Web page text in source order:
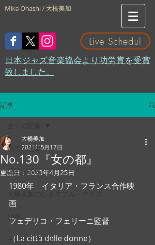
Mika Ohashi / 大橋美加
Live Schedul
​日本ジャズ音楽協会より功労賞を受賞
致しました。
記事
全ての記事
日記・雑感
LIVE
テレビ・ラジオ
No.130『女の都』
大橋美加
2021年5月17日
更新日： 2023年4月25日
1980年　イタリア・フランス合作映
画
フェデリコ・フェリーニ監督
（La città delle donne）